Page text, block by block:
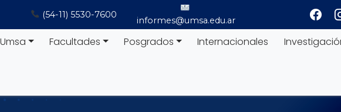
(54-11) 5530-7600
informes@umsa.edu.ar
Facultades Posgrados Internacionales